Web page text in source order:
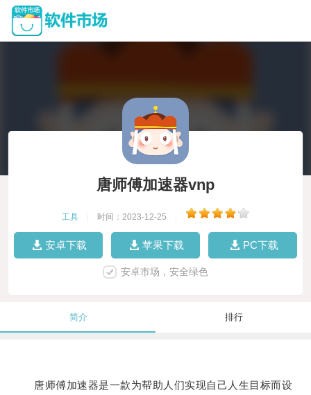
唐师傅加速器vnp
工具 时间：2023-12-25
安卓下载 苹果下载 PC下载
安卓市场，安全绿色
简介 排行
唐师傅加速器是一款为帮助人们实现自己人生目标而设